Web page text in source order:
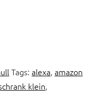
Tags: alexa, amazon
klein,